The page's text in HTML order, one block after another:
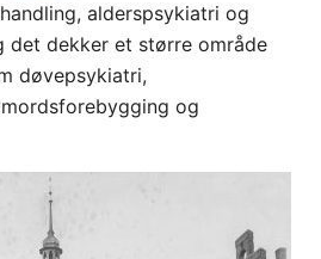
alderspsykiatri og
det dekker et større område
døvepsykiatri,
og